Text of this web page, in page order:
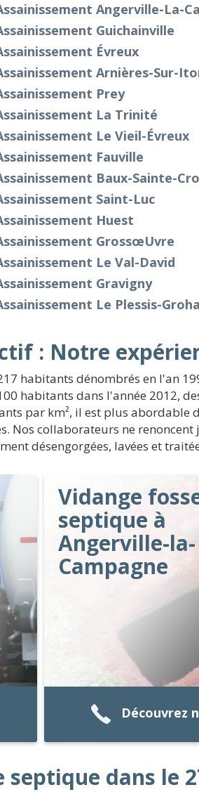
Angerville-La-
Guichainville
Évreux
Arnières-Sur-
Prey
La Trinité
Le Vieil-Évreux
Fauville
Baux-Sainte-
Saint-Luc
Huest
Grossœuvre
Le Val-David
Gravigny
Le Plessis-
: Notre
habitants dénombrés en l'an
habitants dans l'année 2012,
par km², il est plus
Nos collaborateurs ne
désengorgées, lavées et
Vidange
septique à
Angerville-la-
Campagne
Découvrez
dans le